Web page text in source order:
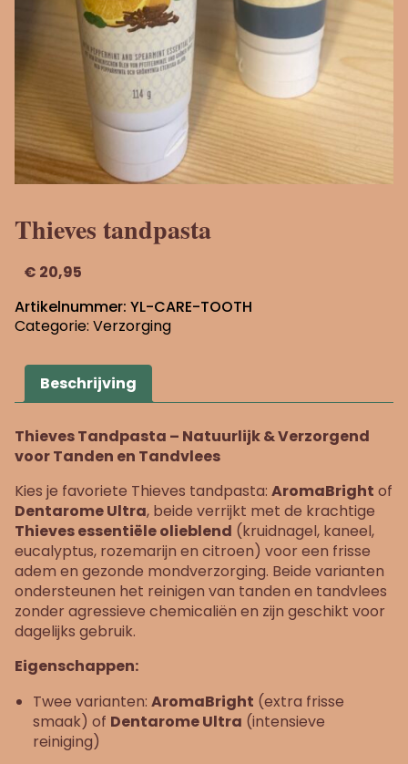
Thieves tandpasta
€ 20,95
Artikelnummer: YL-CARE-TOOTH
Categorie: Verzorging
Beschrijving
Thieves Tandpasta – Natuurlijk & Verzorgend
voor Tanden en Tandvlees
Kies je favoriete Thieves tandpasta: AromaBright of
Dentarome Ultra, beide verrijkt met de krachtige
Thieves essentiële olieblend (kruidnagel, kaneel,
eucalyptus, rozemarijn en citroen) voor een frisse
adem en gezonde mondverzorging. Beide varianten
ondersteunen het reinigen van tanden en tandvlees
zonder agressieve chemicaliën en zijn geschikt voor
dagelijks gebruik.
Eigenschappen:
Twee varianten: AromaBright (extra frisse
smaak) of Dentarome Ultra (intensieve
reiniging)